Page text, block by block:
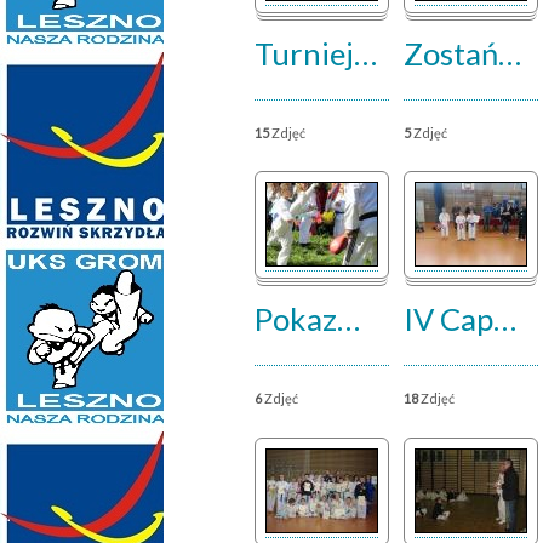
Turniej…
15Zdjęć
Zostań…
5Zdjęć
Pokaz…
6Zdjęć
IV Cap…
18Zdjęć